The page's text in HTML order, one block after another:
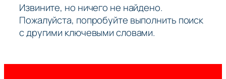
Извините, но ничего не найдено.
Пожалуйста, попробуйте выполнить поиск
с другими ключевыми словами.